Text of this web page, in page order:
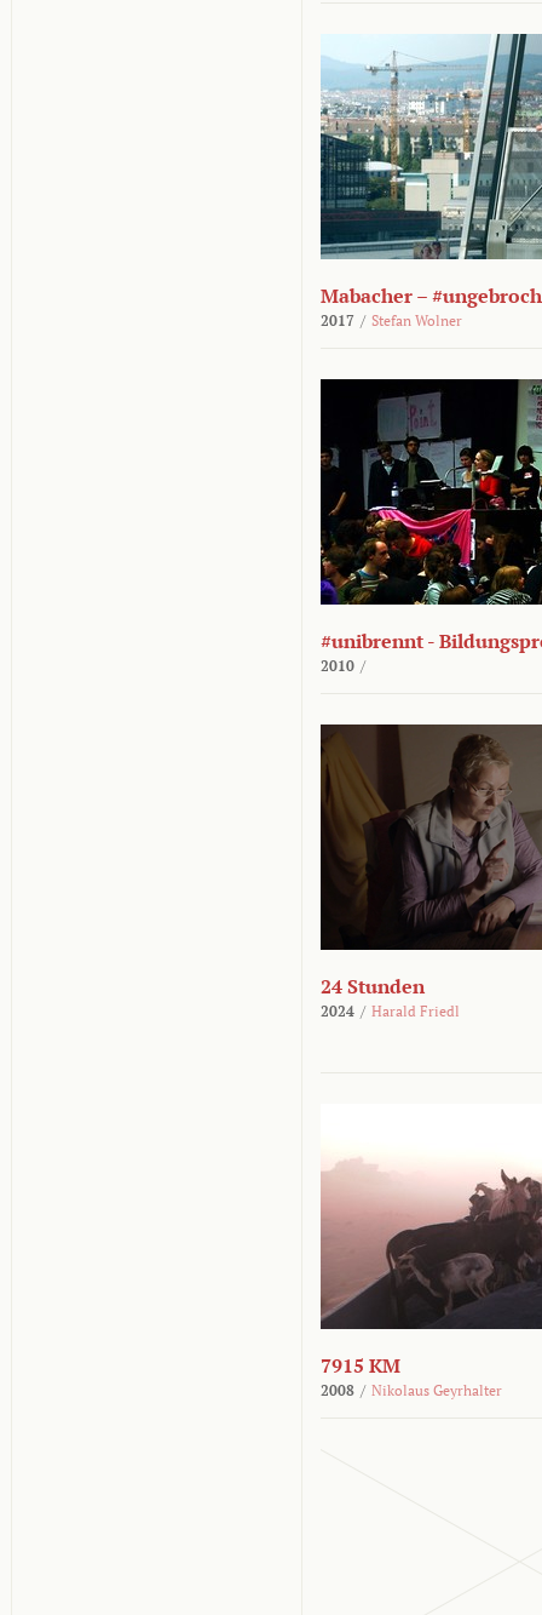
Mabacher –
2017 / Stefan Wolner
#unibrennt -
2010 /
24 Stunden
2024 / Harald Friedl
7915 KM
2008 / Nikolaus Geyrhalter